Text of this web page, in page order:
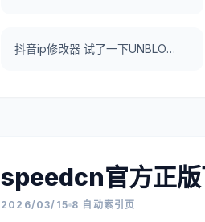
抖音ip修改器 试了一下UNBLOCKCN，真好用。
speedcn官方正版
2026/03/15 8 自动索引页